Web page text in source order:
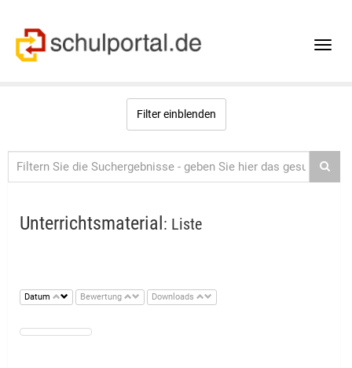
Toggle
Filter einblenden
Unterrichtsmaterial : Liste
Datum Bewertung Downloads